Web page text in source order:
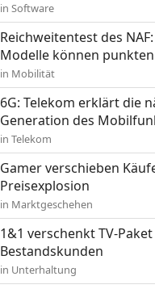
in Software
Reichweitentest des
Modelle können punkten
in Mobilität
6G: Telekom erklärt die
Generation des
in Telekom
Gamer verschieben
Preisexplosion
in Marktgeschehen
1&1 verschenkt TV-
Bestandskunden
in Unterhaltung